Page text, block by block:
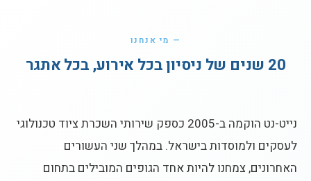
— מי אנחנו
20 שנים של ניסיון בכל אירוע, בכל אתגר
נייט-נט הוקמה ב-2005 כספק שירותי השכרת ציוד טכנולוגי
לעסקים ולמוסדות בישראל. במהלך שני העשורים
האחרונים, צמחנו להיות אחד הגופים המובילים בתחום